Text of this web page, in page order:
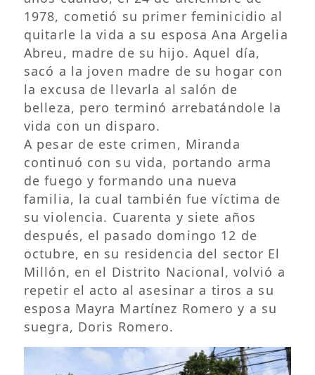
1978, cometió su primer feminicidio al
quitarle la vida a su esposa Ana Argelia
Abreu, madre de su hijo. Aquel día,
sacó a la joven madre de su hogar con
la excusa de llevarla al salón de
belleza, pero terminó arrebatándole la
vida con un disparo.
A pesar de este crimen, Miranda
continuó con su vida, portando arma
de fuego y formando una nueva
familia, la cual también fue víctima de
su violencia. Cuarenta y siete años
después, el pasado domingo 12 de
octubre, en su residencia del sector El
Millón, en el Distrito Nacional, volvió a
repetir el acto al asesinar a tiros a su
esposa Mayra Martínez Romero y a su
suegra, Doris Romero.